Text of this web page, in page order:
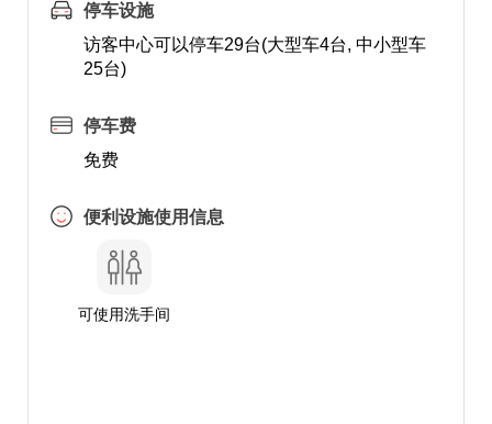
停车设施
访客中心可以停车29台(大型车4台, 中小型车
25台)
停车费
免费
便利设施使用信息
可使用洗手间